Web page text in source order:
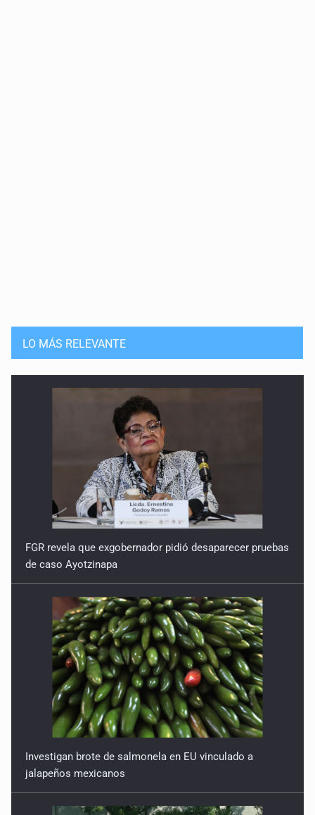
LO MÁS RELEVANTE
FGR revela que exgobernador pidió desaparecer pruebas
de caso Ayotzinapa
Investigan brote de salmonela en EU vinculado a
jalapeños mexicanos